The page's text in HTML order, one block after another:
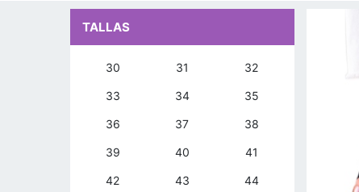
TALLAS
30 31 32
33 34 35
36 37 38
39 40 41
42 43 44